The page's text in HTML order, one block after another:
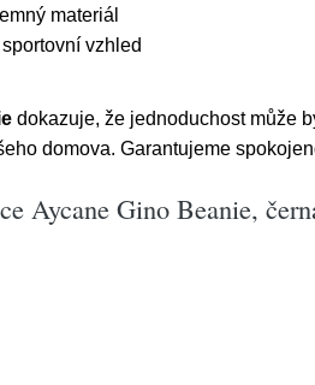
materiál
vzhled
dokazuje, že jednoduchost může
domova. Garantujeme
Aycane Gino Beanie,